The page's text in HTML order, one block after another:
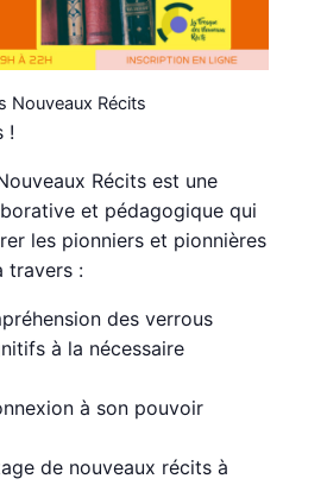
Nouveaux Récits
!
Récits est une
et pédagogique qui
les pionniers et pionnières
travers :
des verrous
à la nécessaire
à son pouvoir
de nouveaux récits à